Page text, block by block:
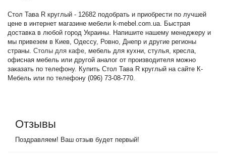
Стол Тава R круглый - 12682 подобрать и приобрести по лучшей
цене в интернет магазине мебели k-mebel.com.ua. Быстрая
доставка в любой город Украины. Напишите нашему менеджеру и
мы привезем в Киев, Одессу, Ровно, Днепр и другие регионы
страны. Столы для кафе, мебель для кухни, стулья, кресла,
офисная мебель или другой аналог от производителя можно
заказать по телефону. Купить Стол Тава R круглый на сайте К-
Мебель или по телефону (096) 73-08-770.
Отзывы
Поздравляем! Ваш отзыв будет первый!